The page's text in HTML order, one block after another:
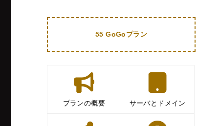
55 GoGoプラン
プランの概要 サーバとドメイン